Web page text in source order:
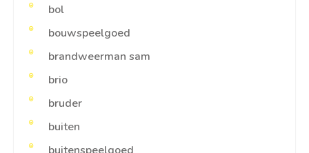
bol
bouwspeelgoed
brandweerman sam
brio
bruder
buiten